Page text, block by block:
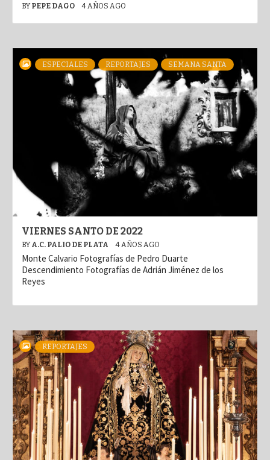
BY PEPE DAGO 4 AÑOS AGO
ESPECIALES REPORTAJES SEMANA SANTA
VIERNES SANTO DE 2022
BY A.C. PALIO DE PLATA 4 AÑOS AGO
Monte Calvario Fotografías de Pedro Duarte
Descendimiento Fotografías de Adrián Jiménez de los
Reyes
REPORTAJES